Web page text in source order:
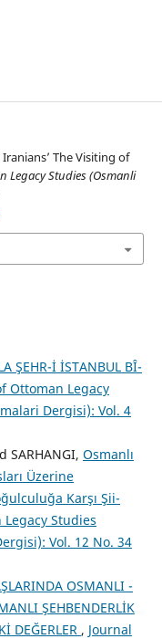
Iranians’ The Visiting of
Legacy Studies (Osmanli
ŞEHR-İ İSTANBUL BÎ-
Ottoman Legacy
Dergisi): Vol. 4
SARHANGI, Osmanlı
Üzerine
Karşı Şii-
Studies
Vol. 12 No. 34
OSMANLI -
ŞEHBENDERLİK
DEĞERLER , Journal